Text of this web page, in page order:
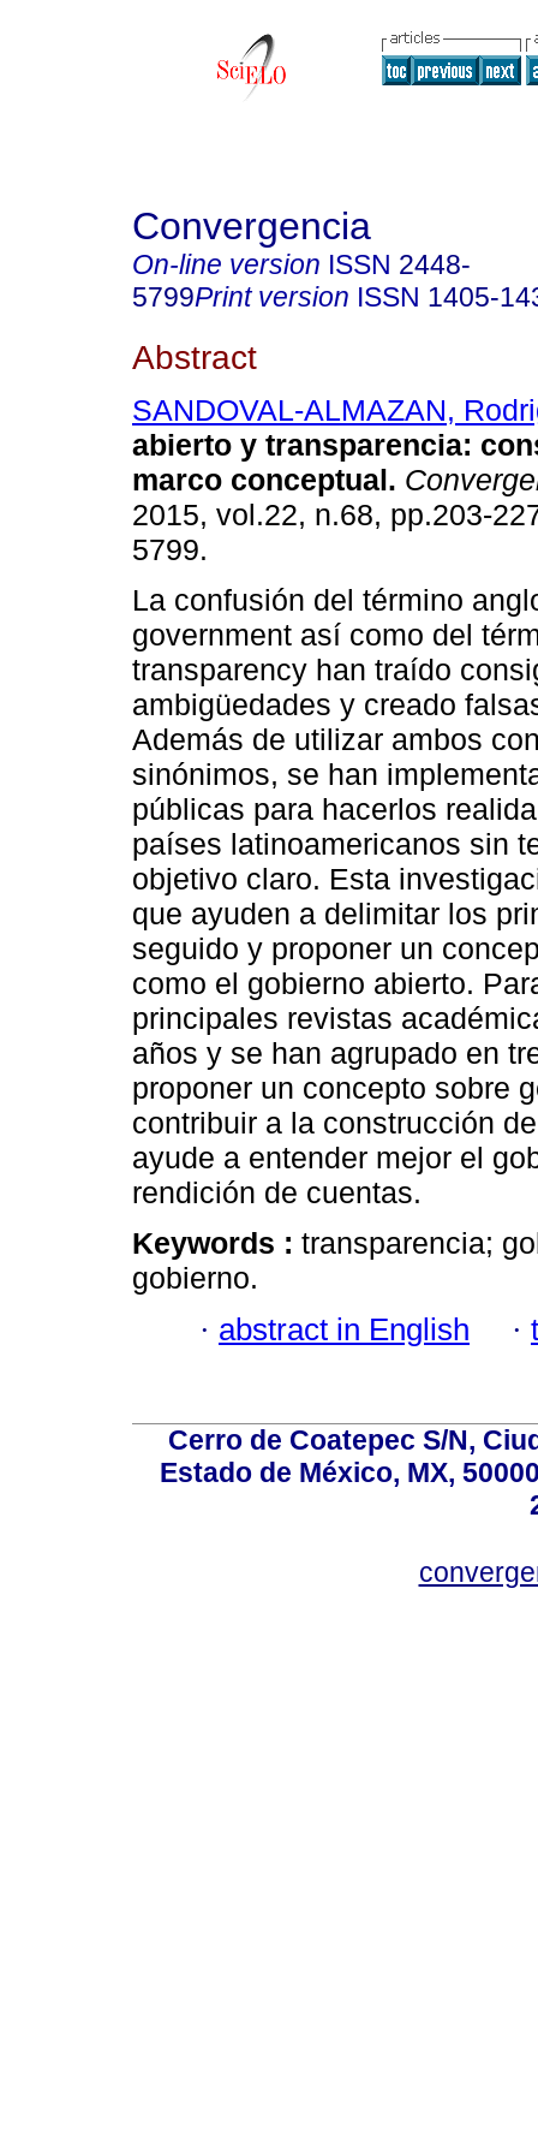
Convergencia
On-line version ISSN 2448-
5799Print version ISSN 1405-
Abstract
SANDOVAL-ALMAZAN,
abierto y transparencia:
marco conceptual.
2015, vol.22, n.68, pp.203-
5799.
La confusión del término
government así como del
transparency han traído
ambigüedades y creado
Además de utilizar ambos
sinónimos, se han
públicas para hacerlos
países latinoamericanos sin
objetivo claro. Esta
que ayuden a delimitar los
seguido y proponer un
como el gobierno abierto.
principales revistas
años y se han agrupado en
proponer un concepto sobre
contribuir a la construcción
ayude a entender mejor el
rendición de cuentas.
Keywords : transparencia;
gobierno.
· abstract in English ·
Cerro de Coatepec S/N,
Estado de México, MX,